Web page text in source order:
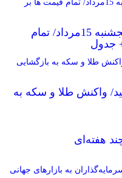
قیمت طلا و سکه امروز پنجشنبه 15مرداد/ تمام
جدول
واکنش طلا و سکه به
هفته‌ای
به بازارهای جهانی